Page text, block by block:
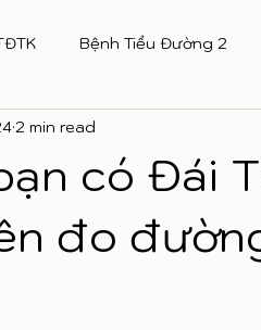
Bệnh Tiểu Đường 2
có Đái
đo
2 min read